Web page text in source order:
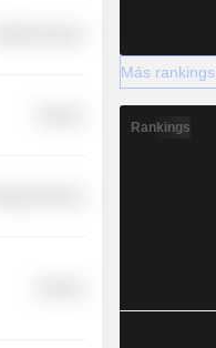
Más rankings
Rankings